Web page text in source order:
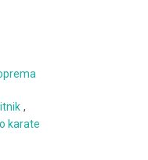
,
karate